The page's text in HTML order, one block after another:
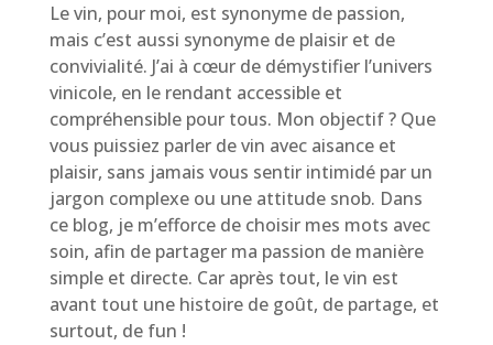
Le vin, pour moi, est synonyme de passion,
mais c’est aussi synonyme de plaisir et de
convivialité. J’ai à cœur de démystifier l’univers
vinicole, en le rendant accessible et
compréhensible pour tous. Mon objectif ? Que
vous puissiez parler de vin avec aisance et
plaisir, sans jamais vous sentir intimidé par un
jargon complexe ou une attitude snob. Dans
ce blog, je m’efforce de choisir mes mots avec
soin, afin de partager ma passion de manière
simple et directe. Car après tout, le vin est
avant tout une histoire de goût, de partage, et
surtout, de fun !